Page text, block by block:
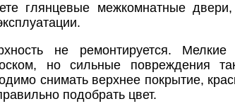
глянцевые межкомнатные
не ремонтируется.
но сильные повреждения
снимать верхнее покрытие,
подобрать цвет.